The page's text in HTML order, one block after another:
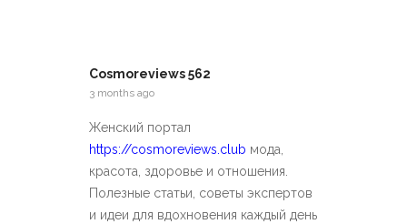
Cosmoreviews 562
3 months ago
Женский портал
https://cosmoreviews.club мода,
красота, здоровье и отношения.
Полезные статьи, советы экспертов
и идеи для вдохновения каждый день